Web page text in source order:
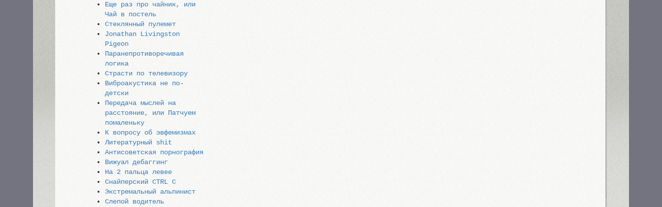
Еще раз про чайник, или
Чай в постель
Стеклянный пулемет
Jonathan Livingston
Pigeon
Паранепротиворечивая
логика
Страсти по телевизору
Виброакустика не по-
детски
Передача мыслей на
расстояние, или Патчуем
помаленьку
К вопросу об эвфемизмах
Литературный shit
Антисоветская порнография
Вижуал дебаггинг
На 2 пальца левее
Снайперский CTRL C
Экстремальный альпинист
Слепой водитель